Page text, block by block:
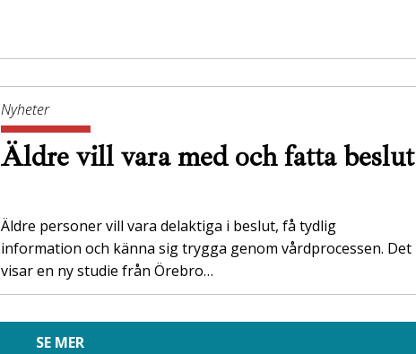
Nyheter
Äldre vill vara med och fatta beslut
Äldre personer vill vara delaktiga i beslut, få tydlig
information och känna sig trygga genom vårdprocessen. Det
visar en ny studie från Örebro…
SE MER